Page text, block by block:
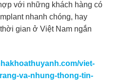
với những khách hàng có
nhanh chóng, hay
gian ở Việt Nam ngắn
viet-
va-nhung-thong-tin-